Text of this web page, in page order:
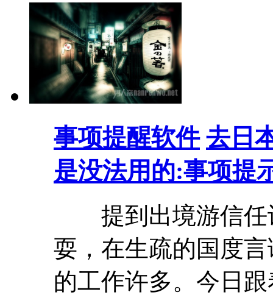
事项提醒软件 去日
是没法用的:事项提
提到出境游信任
耍，在生疏的国度
的工作许多。今日